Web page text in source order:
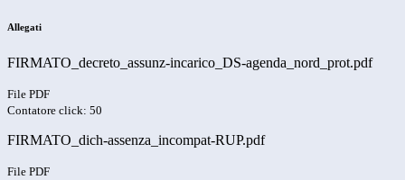
Allegati
FIRMATO_decreto_assunz-incarico_DS-agenda_nord_prot.pdf
File PDF
Contatore click: 50
FIRMATO_dich-assenza_incompat-RUP.pdf
File PDF